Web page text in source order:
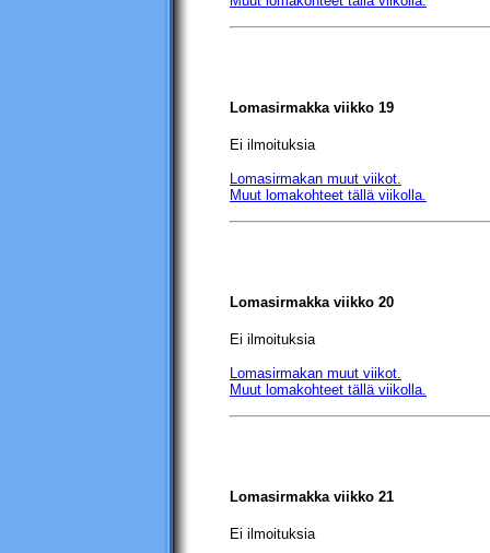
Lomasirmakka viikko 19
Ei ilmoituksia
Lomasirmakan muut viikot.
Muut lomakohteet tällä viikolla.
Lomasirmakka viikko 20
Ei ilmoituksia
Lomasirmakan muut viikot.
Muut lomakohteet tällä viikolla.
Lomasirmakka viikko 21
Ei ilmoituksia